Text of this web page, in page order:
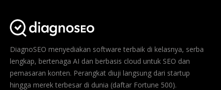
DiagnoSEO menyediakan software terbaik di kelasnya, serba
lengkap, bertenaga AI dan berbasis cloud untuk SEO dan
pemasaran konten. Perangkat diuji langsung dari startup
hingga merek terbesar di dunia (daftar Fortune 500).